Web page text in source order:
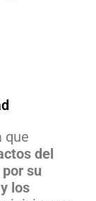
que
del
su
los